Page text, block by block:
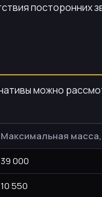
посторонних
можно
Максимальная масса,
39 000
10 550